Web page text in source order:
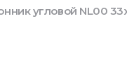
угловой NL00